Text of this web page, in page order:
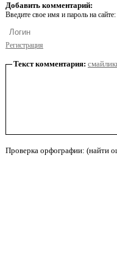
Добавить комментарий:
Введите свое имя и пароль на сайте:
Регистрация
Текст комментария:
Проверка орфографии: (найти